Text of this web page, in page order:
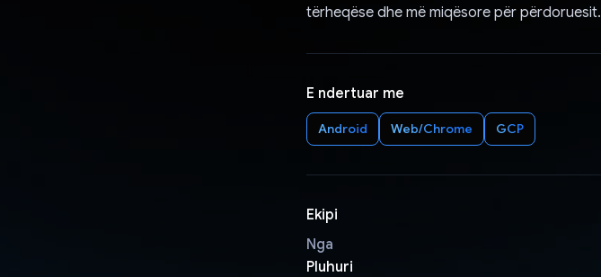
tërheqëse dhe më miqësore për përdoruesit.
E ndertuar me
Android Web/Chrome GCP
Ekipi
Nga
Pluhuri